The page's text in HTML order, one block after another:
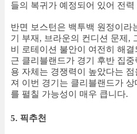
들의 복귀가 예정되어 있어 전
반면 보스턴은 백투백 원정이라
기 부재, 브라운의 컨디션 문제,
비 로테이션 불안이 여전히 해
근 클리블랜드가 경기 후반 집
용 자체는 경쟁력이 높았다는
져 이번 경기는 클리블랜드가 상
를 펼칠 가능성이 매우 큽니다.
5. 픽추천